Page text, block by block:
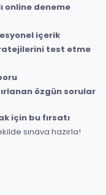
online deneme
içerik
test etme
özgün sorular
için bu fırsatı
sınava hazırla!